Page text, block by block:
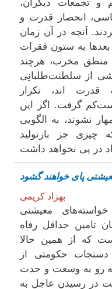
و تجمعات دیگران،
انحصار قدرت و
آنچه در آن زمان
بعدها به ستون فقرات
منطق مخرب، هرچند
از سلطنت‌طلبانِی
اند، تکرار
گرفت. اگر این
نشوند، به الگویی
چیزی جز بازتولید
بهزاد کریمی
معیشتی
تامین حداقل رفاه
که از همین حالا
دستجات حکومتی از
که رو به وسعت و حدت
در رسیدن عاجل به